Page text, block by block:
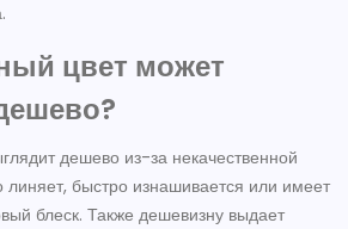
цвет может
дешево из-за некачественной
линяет, быстро изнашивается или имеет
блеск. Также дешевизну выдает